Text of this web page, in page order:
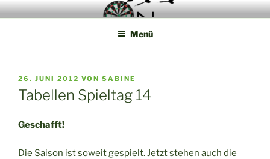
Zum
Inhalt
Die Webseite der Münsterland Steel Dart Liga
Menü
VERÖFFENTLICHT
AM
26. JUNI 2012 VON SABINE
Tabellen Spieltag 14
Geschafft!
Die Saison ist soweit gespielt. Jetzt stehen auch die